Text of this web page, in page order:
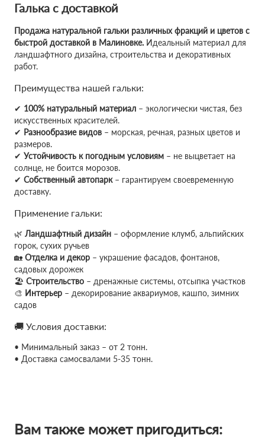
Галька с доставкой
Продажа натуральной гальки различных фракций и цветов с
быстрой доставкой в Малиновке. Идеальный материал для
ландшафтного дизайна, строительства и декоративных
работ.
Преимущества нашей гальки:
✔ 100% натуральный материал – экологически чистая, без
искусственных красителей.
✔ Разнообразие видов – морская, речная, разных цветов и
размеров.
✔ Устойчивость к погодным условиям – не выцветает на
солнце, не боится морозов.
✔ Собственный автопарк– гарантируем своевременную
доставку.
Применение гальки:
🌿 Ландшафтный дизайн – оформление клумб, альпийских
горок, сухих ручьев
🏡 Отделка и декор – украшение фасадов, фонтанов,
садовых дорожек
🏖 Строительство – дренажные системы, отсыпка участков
🎨 Интерьер – декорирование аквариумов, кашпо, зимних
садов
🚚 Условия доставки:
• Минимальный заказ – от 2 тонн.
• Доставка самосвалами 5-35 тонн.
Вам также может пригодиться: